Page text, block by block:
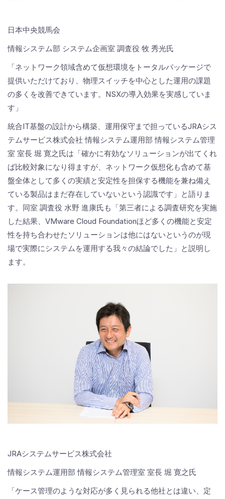
日本中央競馬会
情報システム部 システム企画室 調査役 牧 秀光氏
「ネットワーク領域含めて仮想環境をトータルパッケージで
提供いただけており、物理スイッチを中心とした運用の課題
の多くを改善できています。NSXの導入効果を実感していま
す」
統合IT基盤の設計から構築、運用保守まで担っているJRAシス
テムサービス株式会社 情報システム運用部 情報システム管理
室 室長 堀 寛之氏は「確かに有効なソリューションが出てくれ
ば比較対象になり得ますが、ネットワーク仮想化も含めて基
盤全体として多くの実績と安定性を担保する機能を兼ね備え
ている製品はまだ存在していないという認識です」と語りま
す。同室 調査役 水野 進康氏も「第三者による調査研究を実施
した結果、VMware Cloud Foundationほど多くの機能と安定
性を持ち合わせたソリューションは他にはないというのが現
場で実際にシステムを運用する我々の結論でした」と説明し
ます。
JRAシステムサービス株式会社
情報システム運用部 情報システム管理室 室長 堀 寛之氏
「ケース管理のような対応が多く見られる他社とは違い、定